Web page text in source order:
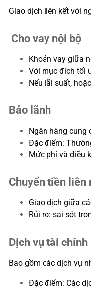
Giao dịch liên kết với
Cho vay nội bộ
Khoản vay giữa
Với mục đích tối
Nếu lãi suất,
Bảo lãnh
Ngân hàng cung
Đặc điểm:
Mức phí và điều
Chuyển tiền liên
Giao dịch giữa
Rủi ro: sai sót
Dịch vụ tài chính
Bao gồm các dịch vụ
Đặc điểm: Các